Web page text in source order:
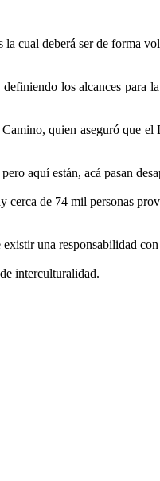
cual deberá ser de forma
los alcances para
quien aseguró que
aquí están, acá pasan
de 74 mil personas
una responsabilidad
interculturalidad.